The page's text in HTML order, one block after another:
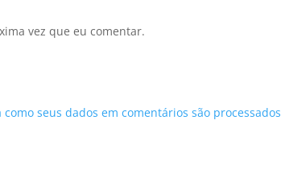
vez que eu comentar.
como seus dados em comentários são processados